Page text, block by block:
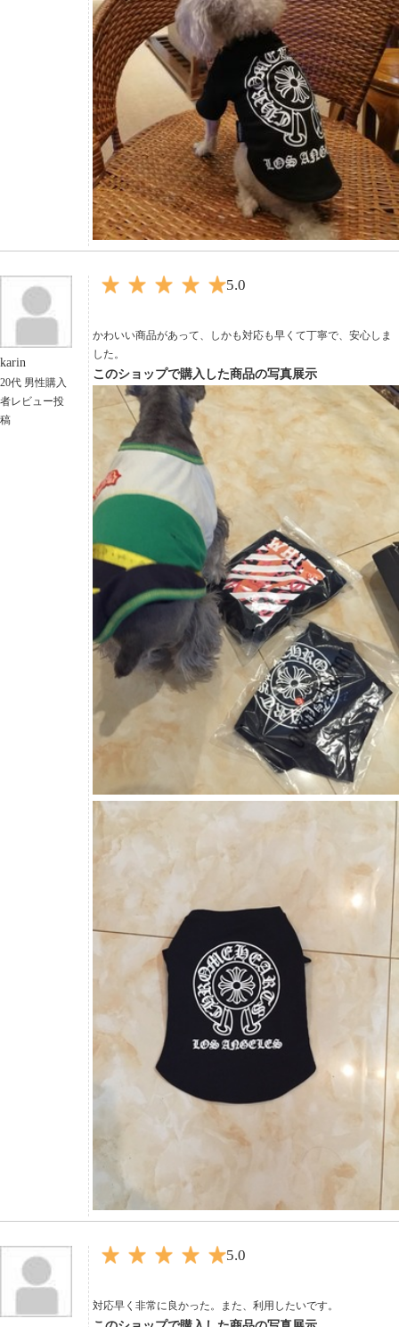
karin
20代 男性購入
者レビュー投
稿
5.0
かわいい商品があって、しかも対応も早くて丁寧で、安心しま
した。
このショップで購入した商品の写真展示
5.0
対応早く非常に良かった。また、利用したいです。